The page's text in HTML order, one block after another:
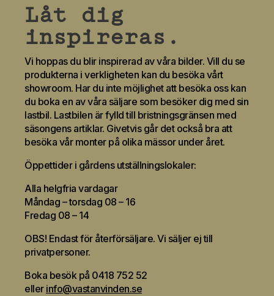
Låt dig
inspireras.
Vi hoppas du blir inspirerad av våra bilder. Vill du se
produkterna i verkligheten kan du besöka vårt
showroom. Har du inte möjlighet att besöka oss kan
du boka en av våra säljare som besöker dig med sin
lastbil. Lastbilen är fylld till bristningsgränsen med
säsongens artiklar. Givetvis går det också bra att
besöka vår monter på olika mässor under året.
Öppettider i gårdens utställningslokaler:
Alla helgfria vardagar
Måndag – torsdag 08 – 16
Fredag 08 – 14
OBS! Endast för återförsäljare. Vi säljer ej till
privatpersoner.
Boka besök på 0418 752 52
eller info@vastanvinden.se